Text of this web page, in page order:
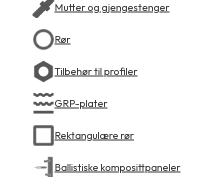
Mutter og gjengestenger
Rør
Tilbehør til profiler
GRP-plater
Rektangulære rør
Ballistiske komposittpaneler